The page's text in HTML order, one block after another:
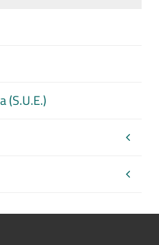
(S.U.E.)